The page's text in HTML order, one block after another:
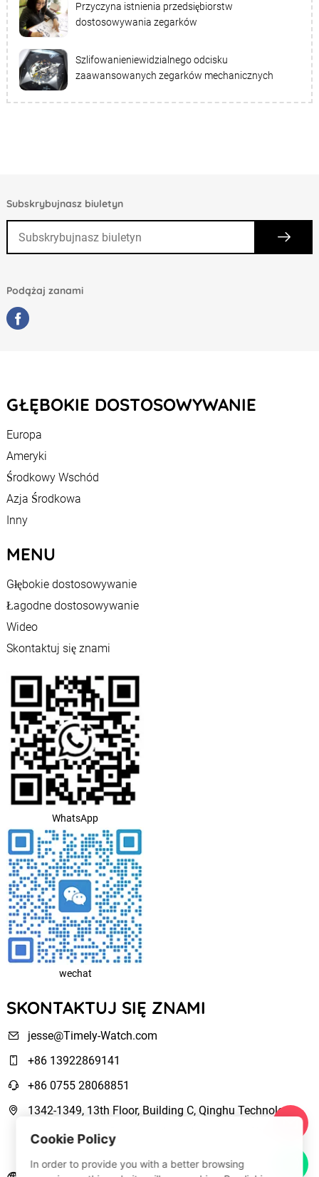
Przyczyna istnienia przedsiębiorstw
dostosowywania zegarków
Szlifowanieniewidzialnego odcisku
zaawansowanych zegarków mechanicznych
Subskrybujnasz biuletyn
Podążaj zanami
GŁĘBOKIE DOSTOSOWYWANIE
Europa
Ameryki
Środkowy Wschód
Azja Środkowa
Inny
MENU
Głębokie dostosowywanie
Łagodne dostosowywanie
Wideo
Skontaktuj się znami
WhatsApp
wechat
SKONTAKTUJ SIĘ ZNAMI
jesse@Timely-Watch.com
+86 13922869141
+86 0755 28068851
1342-1349, 13th Floor, Building C, Qinghu Technology
Park, Qingxiang Road,Longhua New District Shenzhen,
Cookie Policy
In order to provide you with a better browsing